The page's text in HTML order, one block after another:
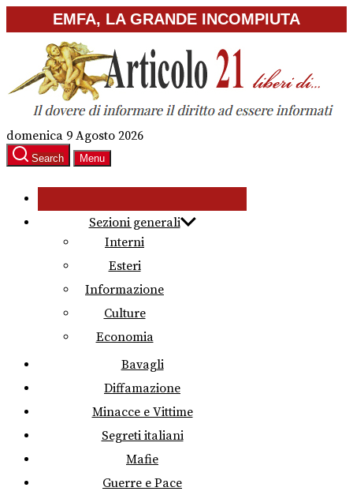
to
content
EMFA, LA GRANDE INCOMPIUTA
domenica 9 Agosto 2026
Search Menu
Sezioni generali
Interni
Esteri
Informazione
Culture
Economia
Bavagli
Diffamazione
Minacce e Vittime
Segreti italiani
Mafie
Guerre e Pace